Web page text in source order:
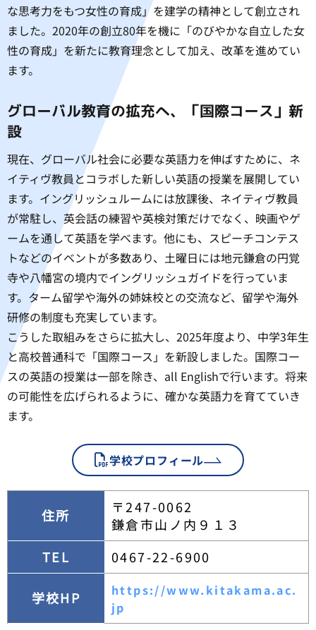
な思考力をもつ女性の育成」を建学の精神として創立され
ました。2020年の創立80年を機に「のびやかな自立した女
性の育成」を新たに教育理念として加え、改革を進めてい
ます。
グローバル教育の拡充へ、「国際コース」新
設
現在、グローバル社会に必要な英語力を伸ばすために、ネ
イティヴ教員とコラボした新しい英語の授業を展開してい
ます。イングリッシュルームには放課後、ネイティヴ教員
が常駐し、英会話の練習や英検対策だけでなく、映画やゲ
ームを通して英語を学べます。他にも、スピーチコンテス
トなどのイベントが多数あり、土曜日には地元鎌倉の円覚
寺や八幡宮の境内でイングリッシュガイドを行っていま
す。ターム留学や海外の姉妹校との交流など、留学や海外
研修の制度も充実しています。
こうした取組みをさらに拡大し、2025年度より、中学3年生
と高校普通科で「国際コース」を新設しました。国際コー
スの英語の授業は一部を除き、all Englishで行います。将来
の可能性を広げられるように、確かな英語力を育てていき
ます。
学校プロフィール
住所
〒247-0062
鎌倉市山ノ内９１３
TEL
0467-22-6900
学校HP
https://www.kitakama.ac.
jp